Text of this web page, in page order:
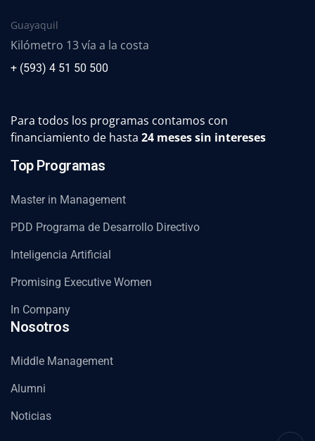
Guayaquil
Kilómetro 13 vía a la costa
+ (593) 4 51 50 500
Para todos los programas contamos con
financiamiento de hasta 24 meses sin intereses
Top Programas
Master in Management
PDD Programa de Desarrollo Directivo
Inteligencia Artificial
Promising Executive Women
In Company
Nosotros
Middle Management
Alumni
Noticias